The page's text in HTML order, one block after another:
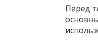
Перед